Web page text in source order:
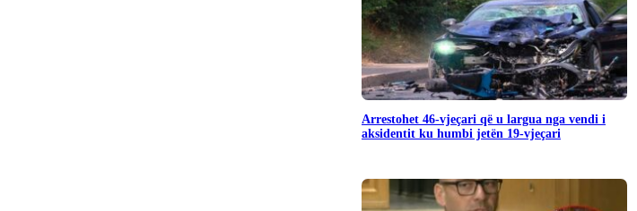
Arrestohet 46-vjeçari që u largua nga vendi i
aksidentit ku humbi jetën 19-vjeçari